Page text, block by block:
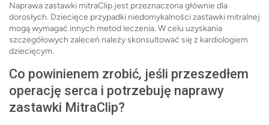
Naprawa zastawki mitraClip jest przeznaczona głównie dla
dorosłych. Dziecięce przypadki niedomykalności zastawki mitralnej
mogą wymagać innych metod leczenia. W celu uzyskania
szczegółowych zaleceń należy skonsultować się z kardiologiem
dziecięcym.
Co powinienem zrobić, jeśli przeszedłem
operację serca i potrzebuję naprawy
zastawki MitraClip?